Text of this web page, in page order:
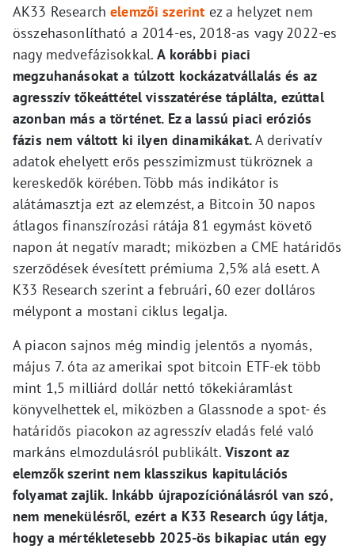
AK33 Researchelemzői szerint ez a helyzet nem
összehasonlítható a 2014-es, 2018-as vagy 2022-es
nagy medvefázisokkal.A korábbi piaci
megzuhanásokat a túlzott kockázatvállalás és az
agresszív tőkeáttétel visszatérése táplálta, ezúttal
azonban más a történet. Ez a lassú piaci eróziós
fázis nem váltott ki ilyen dinamikákat.A derivatív
adatok ehelyett erős pesszimizmust tükröznek a
kereskedők körében. Több más indikátor is
alátámasztja ezt az elemzést, a Bitcoin 30 napos
átlagos finanszírozási rátája 81 egymást követő
napon át negatív maradt; miközben a CME határidős
szerződések évesített prémiuma 2,5% alá esett. A
K33 Research szerint a februári, 60 ezer dolláros
mélypont a mostani ciklus legalja.
A piacon sajnos még mindig jelentős a nyomás,
május 7. óta az amerikai spot bitcoin ETF-ek több
mint 1,5 milliárd dollár nettó tőkekiáramlást
könyvelhettek el, miközben a Glassnode a spot- és
határidős piacokon az agresszív eladás felé való
markáns elmozdulásról publikált. Viszont az
elemzők szerint nem klasszikus kapitulációs
folyamat zajlik. Inkább újrapozíciónálásról van szó,
nem menekülésről, ezért a K33 Research úgy látja,
hogy a mértékletesebb 2025-ös bikapiac után egy